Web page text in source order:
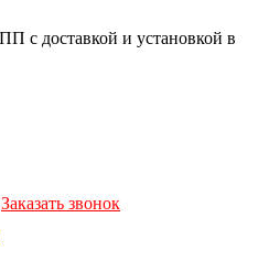
с доставкой и установкой в
Заказать звонок